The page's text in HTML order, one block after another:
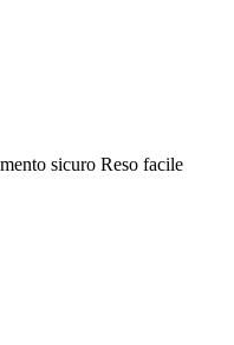
sicuro Reso facile